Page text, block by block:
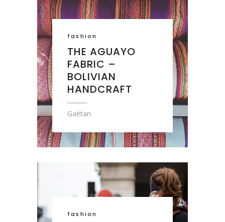
fashion
THE AGUAYO
FABRIC –
BOLIVIAN
HANDCRAFT
Gaétan
fashion